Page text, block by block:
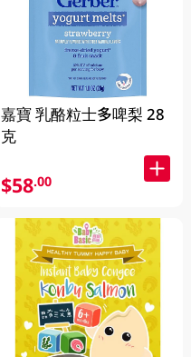
嘉寶 乳酪粒士多啤梨 28
克
$58.00